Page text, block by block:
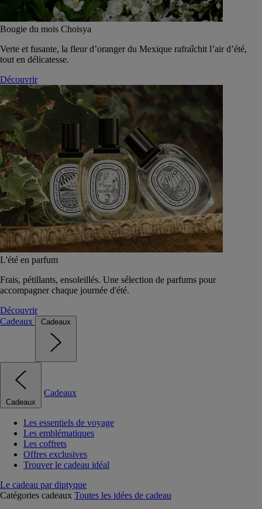
Bougie du mois Choisya
Verte et fusante, la fleur d’oranger du Mexique rafraîchit l’air d’été,
tout en délicatesse.
Découvrir
L'été en parfum
Frais, pétillants, ensoleillés. Une sélection de parfums pour
accompagner chaque journée d'été.
Découvrir
Cadeaux
Cadeaux
Cadeaux
Cadeaux
Les essentiels de voyage
Les emblématiques
Les coffrets
Offres exclusives
Trouver le cadeau idéal
Le cadeau par diptyque
Catégories cadeaux Toutes les idées de cadeau